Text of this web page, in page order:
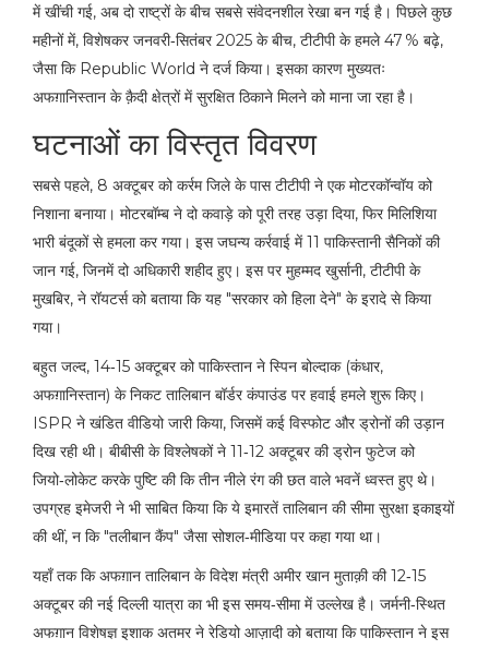
में खींची गई, अब दो राष्ट्रों के बीच सबसे संवेदनशील रेखा बन गई है। पिछले कुछ
महीनों में, विशेषकर जनवरी‑सितंबर 2025 के बीच, टीटीपी के हमले 47 % बढ़े,
जैसा कि Republic World ने दर्ज किया। इसका कारण मुख्यतः
अफग़ानिस्तान के क़ैदी क्षेत्रों में सुरक्षित ठिकाने मिलने को माना जा रहा है।
घटनाओं का विस्तृत विवरण
सबसे पहले, 8 अक्टूबर को कर्रम जिले के पास टीटीपी ने एक मोटरकॉन्वॉय को
निशाना बनाया। मोटरबॉम्ब ने दो कवाड़े को पूरी तरह उड़ा दिया, फिर मिलिशिया
भारी बंदूकों से हमला कर गया। इस जघन्य कर्रवाई में 11 पाकिस्तानी सैनिकों की
जान गई, जिनमें दो अधिकारी शहीद हुए। इस परमुहम्मद खुर्सानी, टीटीपी के
मुखबिर, ने रॉयटर्स को बताया कि यह "सरकार को हिला देने" के इरादे से किया
गया।
बहुत जल्द, 14‑15 अक्टूबर को पाकिस्तान ने स्पिन बोल्दाक(कंधार,
अफग़ानिस्तान) के निकट तालिबान बॉर्डर कंपाउंड पर हवाई हमले शुरू किए।
ISPR ने खंडित वीडियो जारी किया, जिसमें कई विस्फोट और ड्रोनों की उड़ान
दिख रही थी। बीबीसी के विश्लेषकों ने 11‑12 अक्टूबर की ड्रोन फुटेज को
जियो‑लोकेट करके पुष्टि की कि तीन नीले रंग की छत वाले भवनें ध्वस्त हुए थे।
उपग्रह इमेजरी ने भी साबित किया कि ये इमारतें तालिबान की सीमा सुरक्षा इकाइयों
की थीं, न कि "तलीबान कैंप" जैसा सोशल‑मीडिया पर कहा गया था।
यहाँ तक कि अफग़ान तालिबान के विदेश मंत्रीअमीर खान मुताक़ीकी 12‑15
अक्टूबर की नई दिल्ली यात्रा का भी इस समय‑सीमा में उल्लेख है। जर्मनी‑स्थित
अफग़ान विशेषज्ञइशाक अतमरने रेडियो आज़ादी को बताया कि पाकिस्तान ने इस